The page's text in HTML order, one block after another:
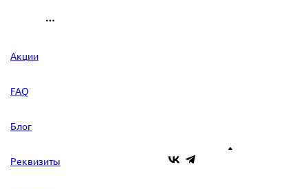
Акции
FAQ
Блог
Реквизиты